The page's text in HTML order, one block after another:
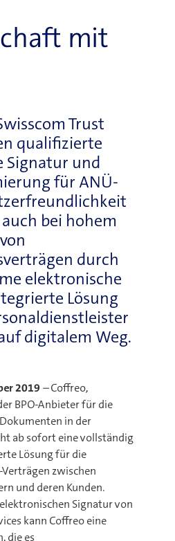
mit
Trust
qualifizierte
Signatur und
für ANÜ-
bei hohem
durch
elektronische
Lösung
digitalem Weg.
2019 –Coffreo,
BPO-Anbieter für die
in der
ab sofort eine vollständig
Lösung für die
zwischen
und deren Kunden.
Signatur von
kann Coffreo eine
die es